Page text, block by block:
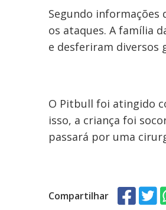
Segundo informações
os ataques. A família
e desferiram diversos
O Pitbull foi atingido
isso, a criança foi
passará por uma
Compartilhar